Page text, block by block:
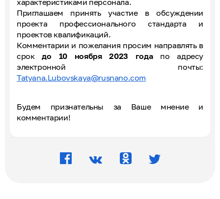
характеристиками персонала.
Приглашаем принять участие в обсуждении
проекта профессионального стандарта и
проектов квалификаций.
Комментарии и пожелания просим направлять в
срокдо 10 ноября 2023 годапо адресу
электронной почты:
Tatyana.Lubovskaya@rusnano.com
Будем признательны за Ваше мнение и
комментарии!